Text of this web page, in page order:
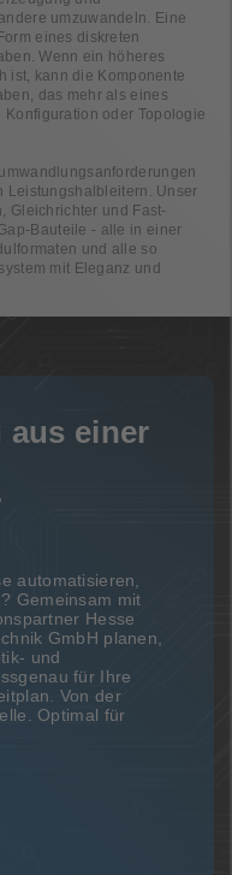
umzuwandeln. Eine
eines diskreten
Wenn ein höheres
ist, kann die Komponente
das mehr als eines
oder Topologie
Leistungshalbleitern. Unser
Gleichrichter und Fast-
Bauteile - alle in einer
und alle so
mit Eleganz und
einer
automatisieren,
Gemeinsam mit
Hesse
GmbH planen,
und
für Ihre
Von der
Optimal für